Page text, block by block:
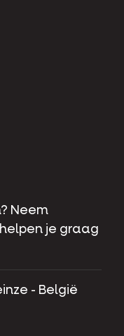
Neem
je graag
- België